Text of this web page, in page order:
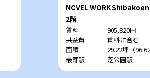
NOVEL WORK Shibakoen
2階
賃料
905,820円
共益費
賃料に含む
面積
29.22坪（
最寄駅
芝公園駅